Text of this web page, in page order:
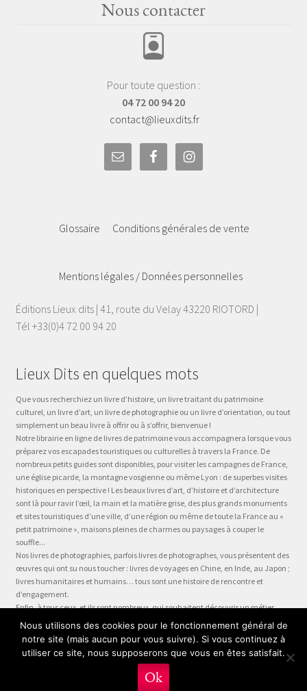
Nous contacter
Pour toute question :
04 72 00 94 20
contact@lieuxdits.fr
Glossaire Conditions générales de vente
Mentions légales / Données personnelles
Éditions Lieux dits | 41, route du Velay 43220 RIOTORD |
Tél +33(0)4 72 00 94 20
Lieux Dits en quelques mots
Que vous recherchiez un livre d’histoire, un livre traitant du patrimoine
culturel, un livre d’art, un livre de photographie ou un livre d’orientation, ou tout
simplement un beau livre à offrir ou à s’offrir, bienvenue !
Notre librairie en ligne de livres de patrimoine vous accompagnera lorsque vous
préparez vos escapades touristiques ou culturelles à travers la France. De
nombreux petits guides sont disponibles, pour visiter les campagnes de France,
une église picarde, la montagne vosgienne ou même Lyon : de superbes visites
historiques en perspective ! Les beaux livres d’art, d’histoire et d’architecture
sont là pour ravir l’œil, la main et la matière grise, des plus grands monuments
et sites touristiques d’une ville, d’une région ou même de toute la France au «
petit patrimoine », maisons pleines de charmes ou paysages à couper le
souffle...
Nos livres de photographies, parfois livres de photographes, vous présentent des
œuvres qui ont su nous toucher : livres de voyages en Chine, en Inde, au Japon ;
livres humanitaires et humains… tous sont une histoire de rencontre et
d’engagement.
Enfin, à tous ceux, et ils sont nombreux, qui souhaitent découvrir un métier,
préparer leur formation ou choisir leur orientation, à la question « quel métier ?
» nous dédions la collection Être, véritable panorama du monde du travail, plus
qu’un guide des métiers, plus qu’une fiche métier… un test métier, un « stage
en entreprise dans votre fauteuil » !
Nous utilisons des cookies pour le fonctionnement général de
notre site (mais aucun pour vous suivre). Si vous continuez à
utiliser ce site, nous supposerons que vous en êtes satisfait.
Ok